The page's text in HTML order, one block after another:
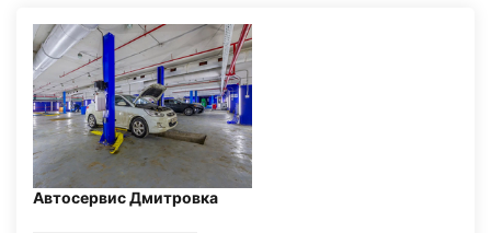
Автосервис Дмитровка